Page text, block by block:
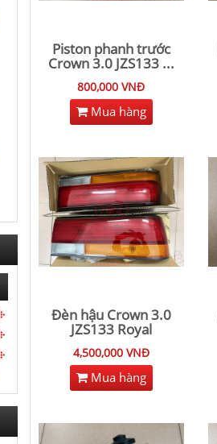
Piston phanh trước
Crown 3.0 JZS133...
800,000 VNĐ
Mua hàng
Đèn hậu Crown 3.0
JZS133 Royal
4,500,000 VNĐ
Mua hàng